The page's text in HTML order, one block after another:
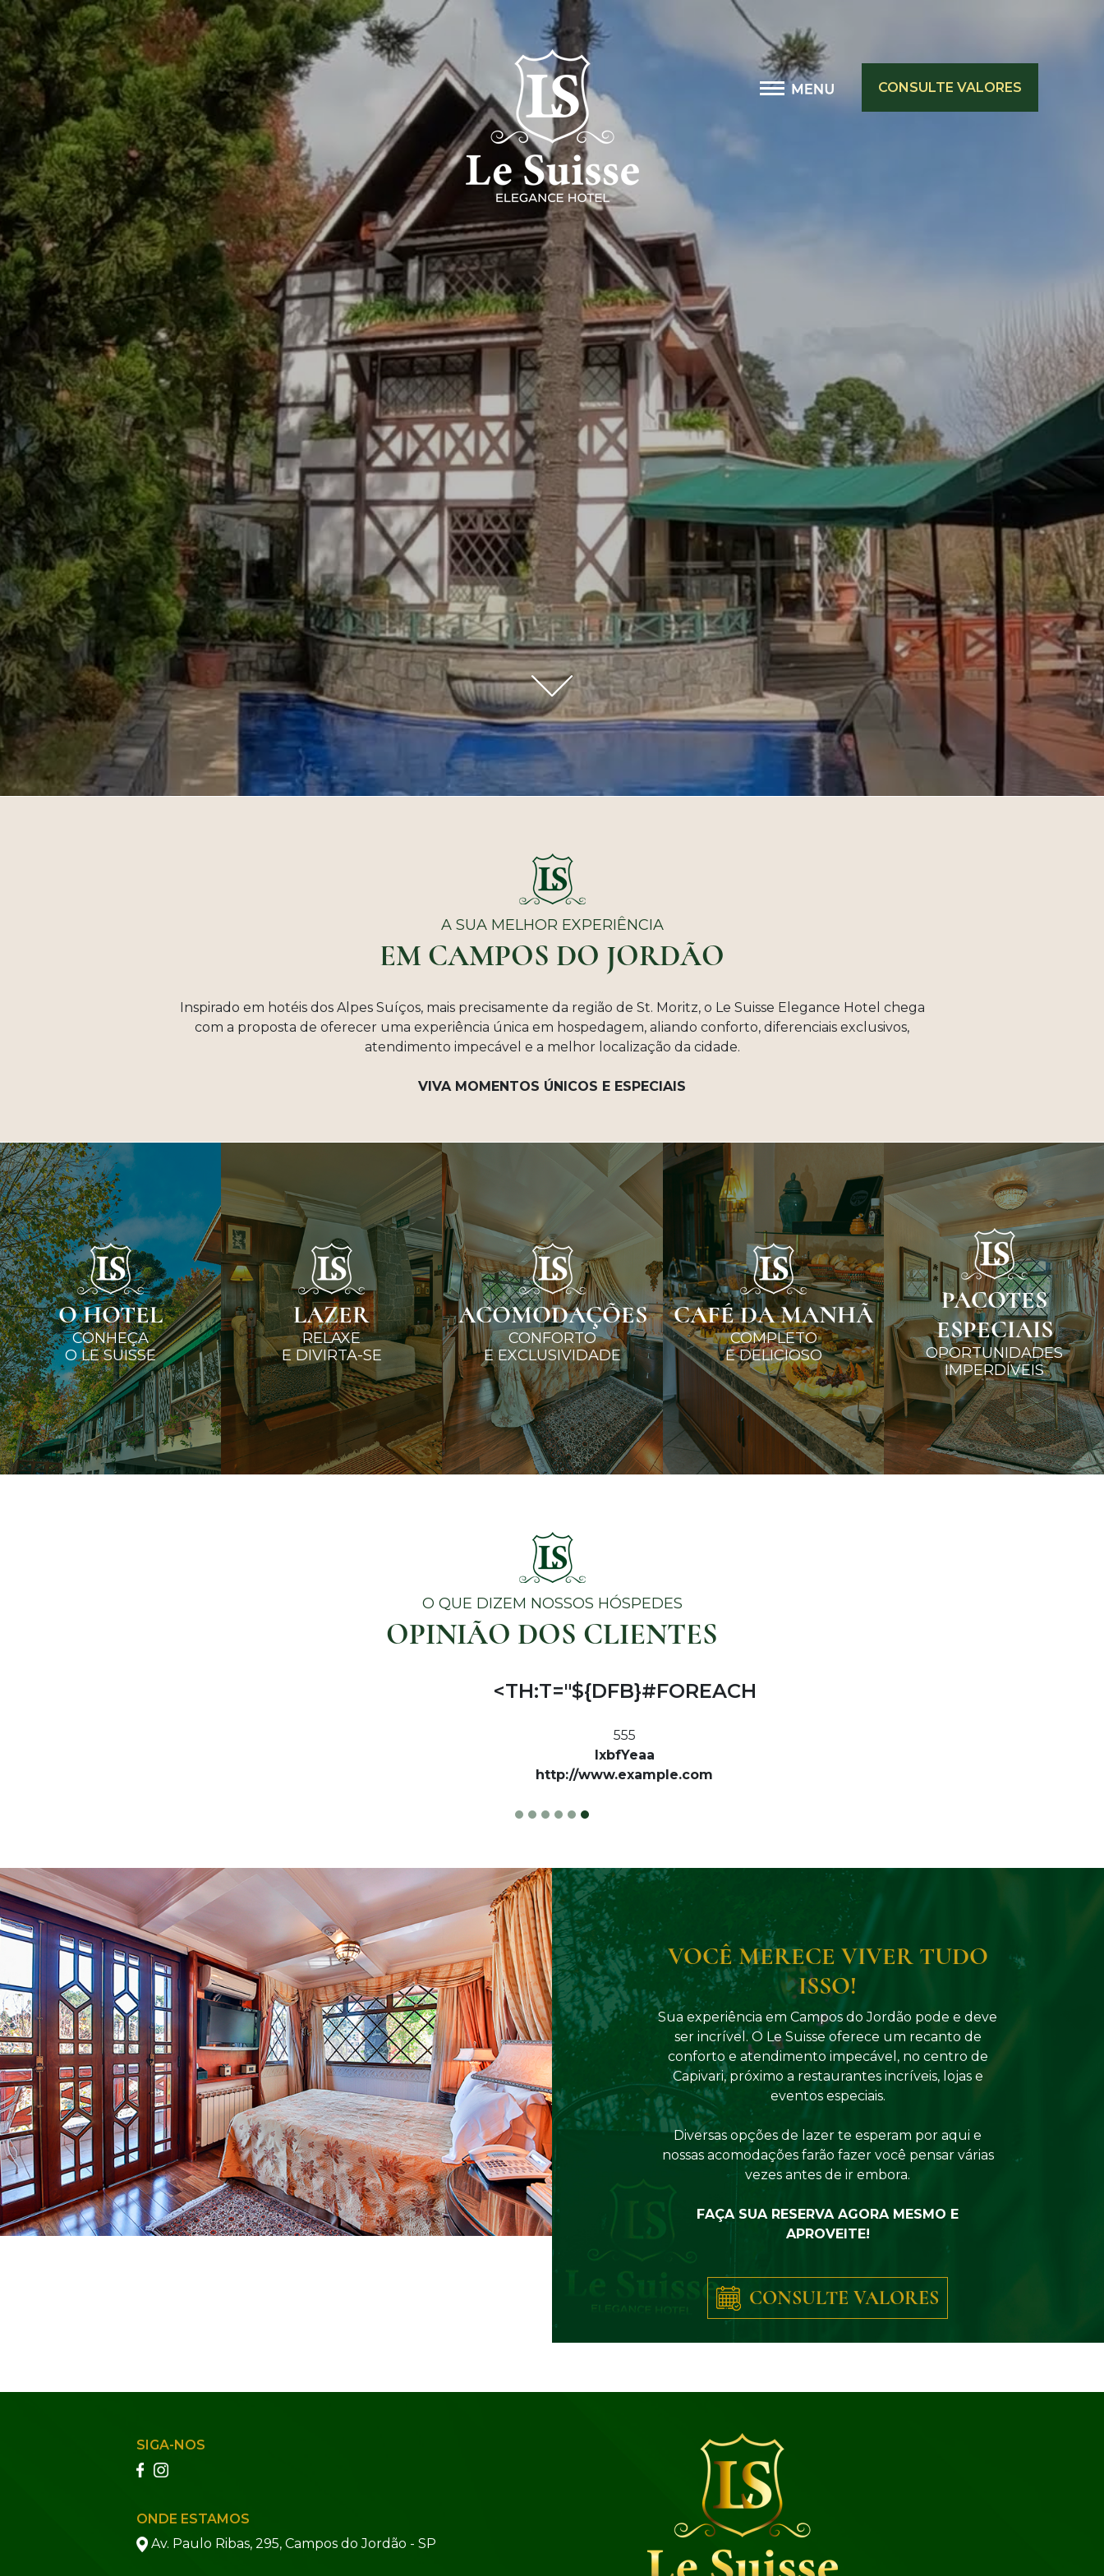
CONSULTE VALORES
A SUA MELHOR EXPERIÊNCIA
EM CAMPOS DO JORDÃO
Inspirado em hotéis dos Alpes Suíços, mais precisamente da região de St. Moritz, o Le Suisse Elegance Hotel chega
com a proposta de oferecer uma experiência única em hospedagem, aliando conforto, diferenciais exclusivos,
atendimento impecável e a melhor localização da cidade.
VIVA MOMENTOS ÚNICOS E ESPECIAIS
O HOTEL
CONHEÇA
O LE SUISSE
LAZER
RELAXE
E DIVIRTA-SE
ACOMODAÇÕES
CONFORTO
E EXCLUSIVIDADE
CAFÉ DA MANHÃ
COMPLETO
E DELICIOSO
PACOTES
ESPECIAIS
OPORTUNIDADES
IMPERDÍVEIS
O QUE DIZEM NOSSOS HÓSPEDES
OPINIÃO DOS CLIENTES
1<SCRIPT >KFHX(9114)</SCRIPT>
20
lxbfYeaa
http://www.example.com
VOCÊ MERECE VIVER TUDO
ISSO!
Sua experiência em Campos do Jordão pode e deve
ser incrível. O Le Suisse oferece um recanto de
conforto e atendimento impecável, no centro de
Capivari, próximo a restaurantes incríveis, lojas e
eventos especiais.
Diversas opções de lazer te esperam por aqui e
nossas acomodações farão fazer você pensar várias
vezes antes de ir embora.
FAÇA SUA RESERVA AGORA MESMO E
APROVEITE!
CONSULTE VALORES
SIGA-NOS
ONDE ESTAMOS
Av. Paulo Ribas, 295, Campos do Jordão - SP